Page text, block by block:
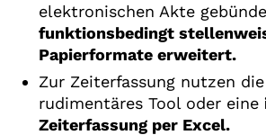
elektronischen Akte
funktionsbedingt
Papierformate erweitert.
Zur Zeiterfassung nutzen
rudimentäres Tool oder eine
Zeiterfassung per Excel.